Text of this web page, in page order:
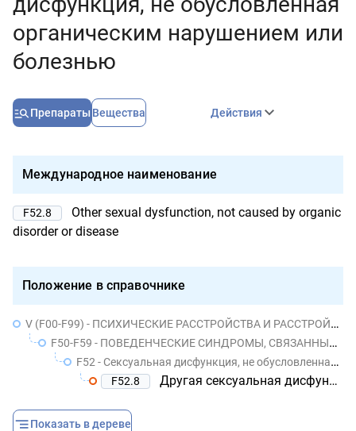
органическим нарушением или
болезнью
Препараты Вещества Действия
Международное наименование
F52.8
Other sexual dysfunction, not caused by organic
disorder or disease
Положение в справочнике
V (F00-F99) - ПСИХИЧЕСКИЕ РАССТРОЙСТВА И РАССТРОЙСТВА ПОВЕДЕНИЯ
F50-F59 - ПОВЕДЕНЧЕСКИЕ СИНДРОМЫ, СВЯЗАННЫЕ С ФИЗИОЛОГИЧЕСКИМИ НАРУШЕНИЯМИ И ФИЗИЧЕСКИМИ ФАКТОРАМИ (F50-F59)
F52 - Сексуальная дисфункция, не обусловленная органическими нарушениями или болезнями
F52.8
Другая сексуальная дисфункция, не обусловленная органическим нарушением или болезнью
Показать в дереве